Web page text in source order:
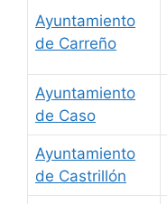
Ayuntamiento
de Carreño
Ayuntamiento
de Caso
Ayuntamiento
de Castrillón